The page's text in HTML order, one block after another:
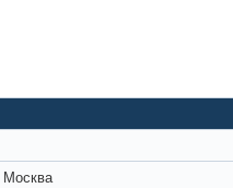
Москва